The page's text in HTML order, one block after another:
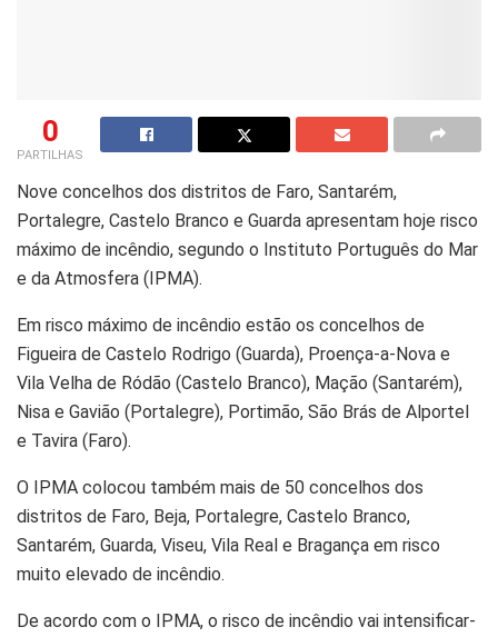
0
PARTILHAS
Nove concelhos dos distritos de Faro, Santarém,
Portalegre, Castelo Branco e Guarda apresentam hoje risco
máximo de incêndio, segundo o Instituto Português do Mar
e da Atmosfera (IPMA).
Em risco máximo de incêndio estão os concelhos de
Figueira de Castelo Rodrigo (Guarda), Proença-a-Nova e
Vila Velha de Ródão (Castelo Branco), Mação (Santarém),
Nisa e Gavião (Portalegre), Portimão, São Brás de Alportel
e Tavira (Faro).
O IPMA colocou também mais de 50 concelhos dos
distritos de Faro, Beja, Portalegre, Castelo Branco,
Santarém, Guarda, Viseu, Vila Real e Bragança em risco
muito elevado de incêndio.
De acordo com o IPMA, o risco de incêndio vai intensificar-